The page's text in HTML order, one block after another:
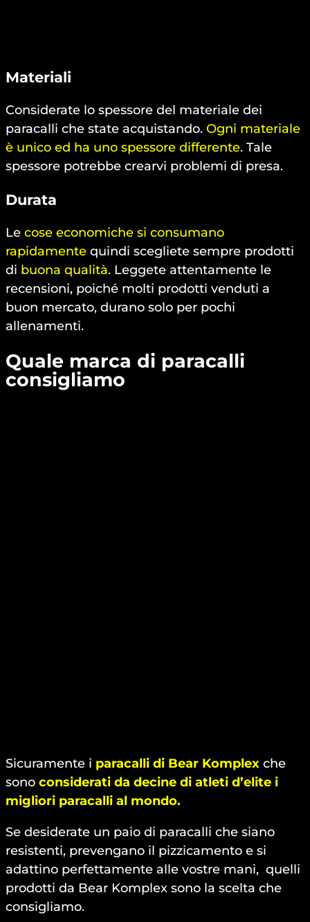
Materiali
Considerate lo spessore del materiale dei
paracalli che state acquistando. Ogni materiale
è unico ed ha uno spessore differente. Tale
spessore potrebbe crearvi problemi di presa.
Durata
Le cose economiche si consumano
rapidamente quindi scegliete sempre prodotti
di buona qualità. Leggete attentamente le
recensioni, poiché molti prodotti venduti a
buon mercato, durano solo per pochi
allenamenti.
Quale marca di paracalli
consigliamo
Sicuramente i paracalli di Bear Komplex che
sono considerati da decine di atleti d’elite i
migliori paracalli al mondo.
Se desiderate un paio di paracalli che siano
resistenti, prevengano il pizzicamento e si
adattino perfettamente alle vostre mani, quelli
prodotti da Bear Komplex sono la scelta che
consigliamo.